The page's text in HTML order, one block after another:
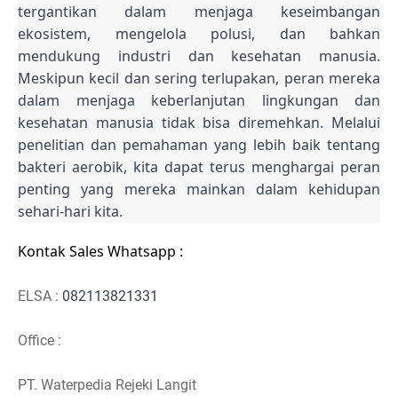
tergantikan dalam menjaga keseimbangan
ekosistem, mengelola polusi, dan bahkan
mendukung industri dan kesehatan manusia.
Meskipun kecil dan sering terlupakan, peran mereka
dalam menjaga keberlanjutan lingkungan dan
kesehatan manusia tidak bisa diremehkan. Melalui
penelitian dan pemahaman yang lebih baik tentang
bakteri aerobik, kita dapat terus menghargai peran
penting yang mereka mainkan dalam kehidupan
sehari-hari kita.
Kontak Sales Whatsapp :
ELSA : 082113821331
Office :
PT. Waterpedia Rejeki Langit